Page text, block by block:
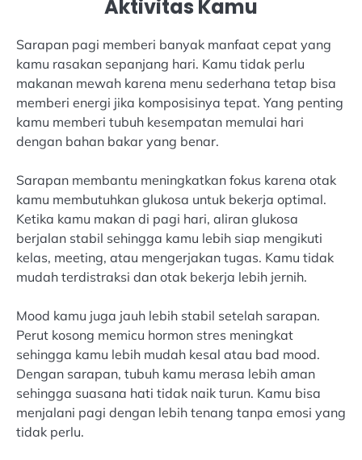
Aktivitas Kamu
Sarapan pagi memberi banyak manfaat cepat yang
kamu rasakan sepanjang hari. Kamu tidak perlu
makanan mewah karena menu sederhana tetap bisa
memberi energi jika komposisinya tepat. Yang penting
kamu memberi tubuh kesempatan memulai hari
dengan bahan bakar yang benar.
Sarapan membantu meningkatkan fokus karena otak
kamu membutuhkan glukosa untuk bekerja optimal.
Ketika kamu makan di pagi hari, aliran glukosa
berjalan stabil sehingga kamu lebih siap mengikuti
kelas, meeting, atau mengerjakan tugas. Kamu tidak
mudah terdistraksi dan otak bekerja lebih jernih.
Mood kamu juga jauh lebih stabil setelah sarapan.
Perut kosong memicu hormon stres meningkat
sehingga kamu lebih mudah kesal atau bad mood.
Dengan sarapan, tubuh kamu merasa lebih aman
sehingga suasana hati tidak naik turun. Kamu bisa
menjalani pagi dengan lebih tenang tanpa emosi yang
tidak perlu.